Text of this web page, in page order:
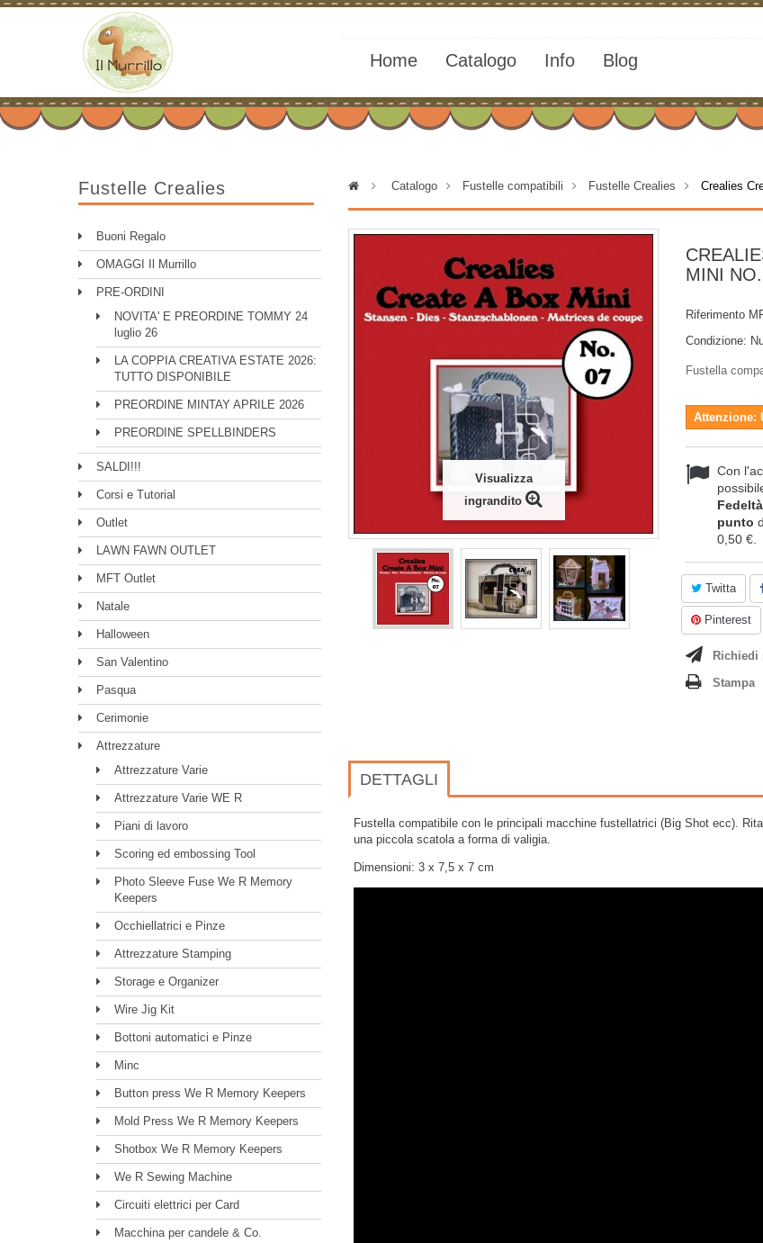
Home Catalogo Info Blog
Fustelle Crealies
Buoni Regalo
OMAGGI Il Murrillo
PRE-ORDINI
NOVITA' E PREORDINE TOMMY 24
luglio 26
LA COPPIA CREATIVA ESTATE 2026:
TUTTO DISPONIBILE
PREORDINE MINTAY APRILE 2026
PREORDINE SPELLBINDERS
SALDI!!!
Corsi e Tutorial
Outlet
LAWN FAWN OUTLET
MFT Outlet
Natale
Halloween
San Valentino
Pasqua
Cerimonie
Attrezzature
Attrezzature Varie
Attrezzature Varie WE R
Piani di lavoro
Scoring ed embossing Tool
Photo Sleeve Fuse We R Memory
Keepers
Occhiellatrici e Pinze
Attrezzature Stamping
Storage e Organizer
Wire Jig Kit
Bottoni automatici e Pinze
Minc
Button press We R Memory Keepers
Mold Press We R Memory Keepers
Shotbox We R Memory Keepers
We R Sewing Machine
Circuiti elettrici per Card
Macchina per candele & Co.
> Catalogo > Fustelle compatibili > Fustelle Crealies > Crealies
Visualizza
ingrandito
MINI
Riferimento
Condizione:
Fustella
Attenzione:
Con
Fedeltà
punto
0,50 €
Twitta
Pinterest
Stampa
DETTAGLI
Fustella compatibile con le principali macchine fustellatrici (Big Shot ecc).
una piccola scatola a forma di valigia.
Dimensioni: 3 x 7,5 x 7 cm